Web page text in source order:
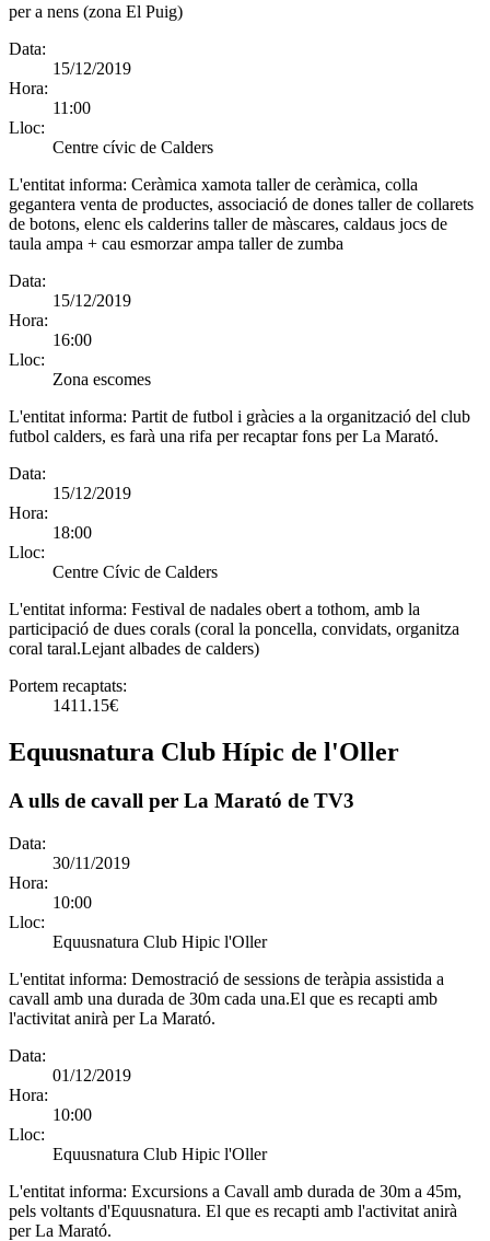
per a nens (zona El Puig)
Data:
15/12/2019
Hora:
11:00
Lloc:
Centre cívic de Calders
L'entitat informa: Ceràmica xamota taller de ceràmica, colla
gegantera venta de productes, associació de dones taller de collarets
de botons, elenc els calderins taller de màscares, caldaus jocs de
taula ampa + cau esmorzar ampa taller de zumba
Data:
15/12/2019
Hora:
16:00
Lloc:
Zona escomes
L'entitat informa: Partit de futbol i gràcies a la organització del club
futbol calders, es farà una rifa per recaptar fons per La Marató.
Data:
15/12/2019
Hora:
18:00
Lloc:
Centre Cívic de Calders
L'entitat informa: Festival de nadales obert a tothom, amb la
participació de dues corals (coral la poncella, convidats, organitza
coral taral.Lejant albades de calders)
Portem recaptats:
1411.15€
Equusnatura Club Hípic de l'Oller
A ulls de cavall per La Marató de TV3
Data:
30/11/2019
Hora:
10:00
Lloc:
Equusnatura Club Hipic l'Oller
L'entitat informa: Demostració de sessions de teràpia assistida a
cavall amb una durada de 30m cada una.El que es recapti amb
l'activitat anirà per La Marató.
Data:
01/12/2019
Hora:
10:00
Lloc:
Equusnatura Club Hipic l'Oller
L'entitat informa: Excursions a Cavall amb durada de 30m a 45m,
pels voltants d'Equusnatura. El que es recapti amb l'activitat anirà
per La Marató.